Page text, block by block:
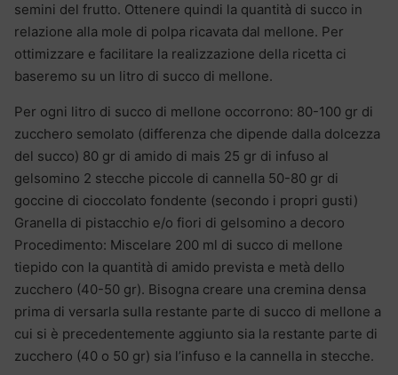
semini del frutto. Ottenere quindi la quantità di succo in
relazione alla mole di polpa ricavata dal mellone. Per
ottimizzare e facilitare la realizzazione della ricetta ci
baseremo su un litro di succo di mellone.
Per ogni litro di succo di mellone occorrono: 80-100 gr di
zucchero semolato (differenza che dipende dalla dolcezza
del succo) 80 gr di amido di mais 25 gr di infuso al
gelsomino 2 stecche piccole di cannella 50-80 gr di
goccine di cioccolato fondente (secondo i propri gusti)
Granella di pistacchio e/o fiori di gelsomino a decoro
Procedimento: Miscelare 200 ml di succo di mellone
tiepido con la quantità di amido prevista e metà dello
zucchero (40-50 gr). Bisogna creare una cremina densa
prima di versarla sulla restante parte di succo di mellone a
cui si è precedentemente aggiunto sia la restante parte di
zucchero (40 o 50 gr) sia l’infuso e la cannella in stecche.